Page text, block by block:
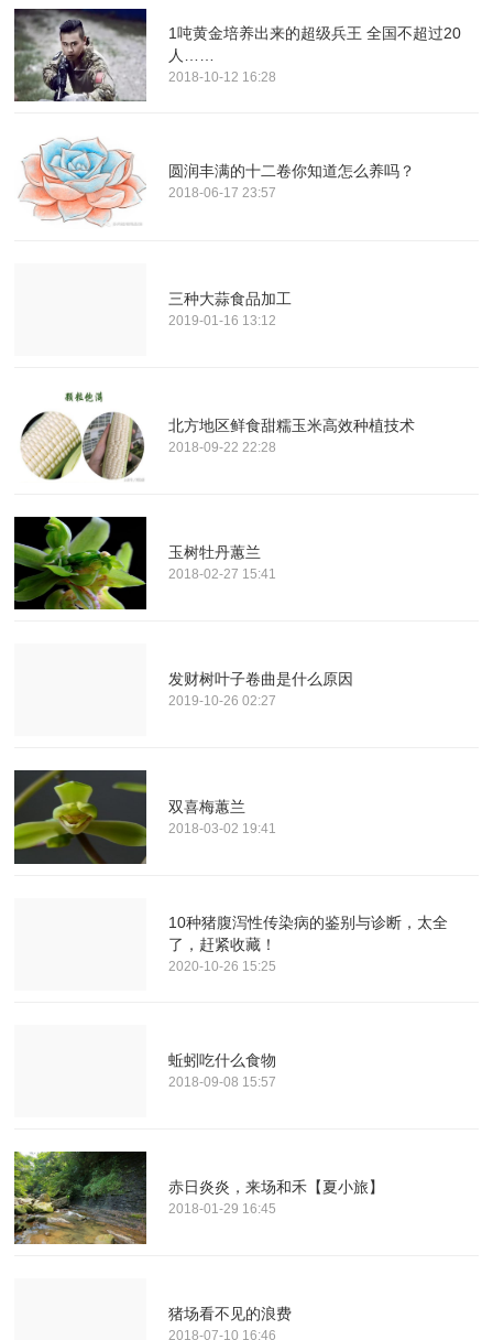
1吨黄金培养出来的超级兵王 全国不超过20
人……
2018-10-12 16:28
圆润丰满的十二卷你知道怎么养吗？
2018-06-17 23:57
三种大蒜食品加工
2019-01-16 13:12
北方地区鲜食甜糯玉米高效种植技术
2018-09-22 22:28
玉树牡丹蕙兰
2018-02-27 15:41
发财树叶子卷曲是什么原因
2019-10-26 02:27
双喜梅蕙兰
2018-03-02 19:41
10种猪腹泻性传染病的鉴别与诊断，太全
了，赶紧收藏！
2020-10-26 15:25
蚯蚓吃什么食物
2018-09-08 15:57
赤日炎炎，来场和禾【夏小旅】
2018-01-29 16:45
猪场看不见的浪费
2018-07-10 16:46